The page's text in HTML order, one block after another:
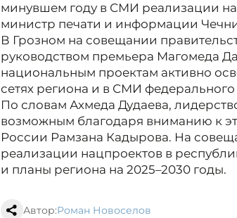
минувшем году в СМИ реализации
министр печати и информации
В Грозном на совещании
руководством премьера Магомеда
национальным проектам активно
сетях региона и в СМИ федерального
По словам Ахмеда Дудаева,
возможным благодаря вниманию к
России Рамзана Кадырова. На
реализации нацпроектов в
и планы региона на 2025–2030 годы.
Автор:Роман Новоселов